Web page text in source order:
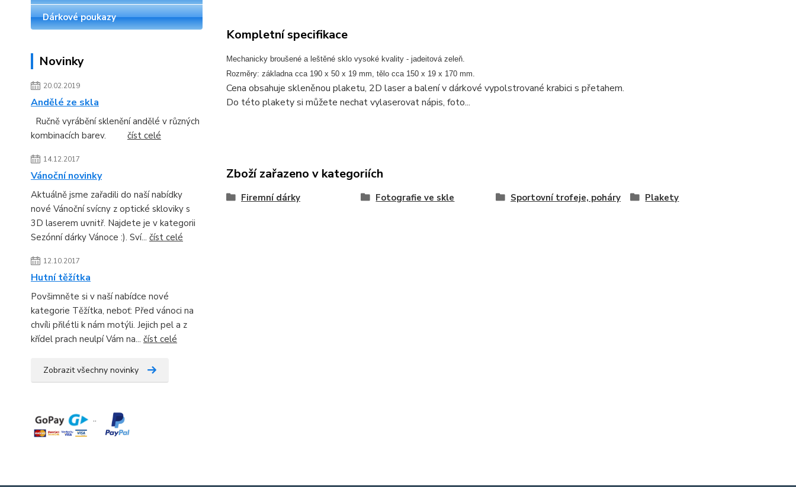
Dárkové poukazy
Novinky
20.02.2019
Andělé ze skla
Ručně vyrábění sklenění andělé v různých
kombinacích barev. číst celé
14.12.2017
Vánoční novinky
Aktuálně jsme zařadili do naší nabídky
nové Vánoční svícny z optické skloviky s
3D laserem uvnitř. Najdete je v kategorii
Sezónní dárky Vánoce :). Sví... číst celé
12.10.2017
Hutní těžítka
Povšimněte si v naší nabídce nové
kategorie Těžítka, neboť: Před vánoci na
chvíli přilétli k nám motýli. Jejich pel a z
křídel prach neulpí Vám na... číst celé
Zobrazit všechny novinky
¨
Kompletní specifikace
Mechanicky broušené a leštěné sklo vysoké kvality - jadeitová zeleň.
Rozměry: základna cca 190 x 50 x 19 mm, tělo cca 150 x 19 x 170 mm.
Cena obsahuje skleněnou plaketu, 2D laser a balení v dárkové vypolstrované krabici s přetahem.
Do této plakety si můžete nechat vylaserovat nápis, foto...
Zboží zařazeno v kategoriích
Firemní dárky Fotografie ve skle Sportovní trofeje, poháry Plakety